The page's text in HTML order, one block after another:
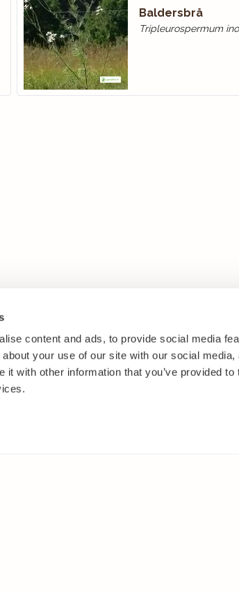
content and ads, to provide social media
your use of our site with our social
it with other information that you’ve provided to
Baldersbrå
Tripleurospermum